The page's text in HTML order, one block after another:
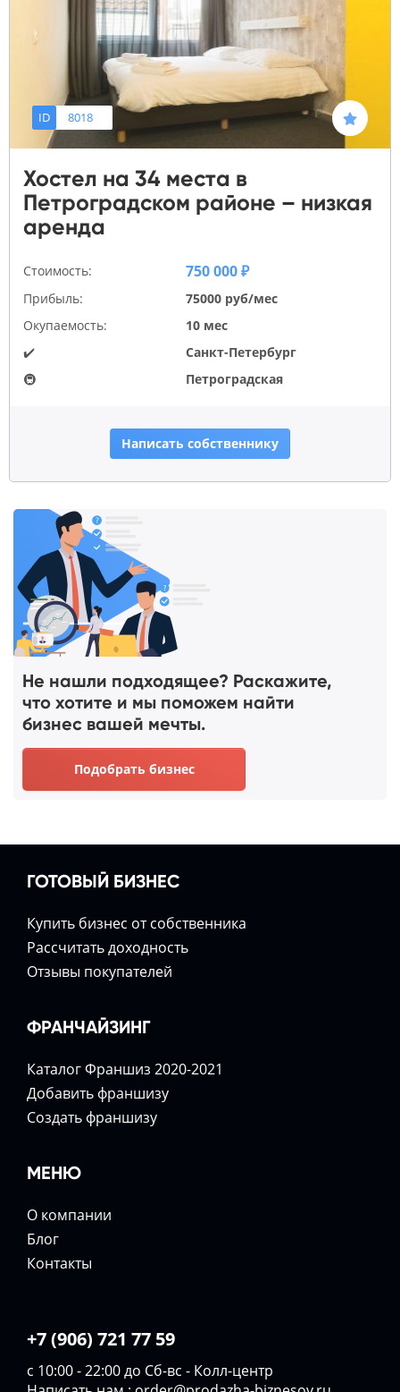
ID 8018
Хостел на 34 места в
Петроградском районе – низкая
аренда
Стоимость: 750 000 ₽
Прибыль:
75000 руб/мес
Окупаемость:
10 мес
✔️
Санкт-Петербург
🚇
Петроградская
Написать собственнику
Не нашли подходящее? Раскажите,
что хотите и мы поможем найти
бизнес вашей мечты.
Подобрать бизнес
ГОТОВЫЙ БИЗНЕС
Купить бизнес от собственника
Расcчитать доходность
Отзывы покупателей
ФРАНЧАЙЗИНГ
Каталог Франшиз 2020-2021
Добавить франшизу
Создать франшизу
МЕНЮ
О компании
Блог
Контакты
+7 (906) 721 77 59
с 10:00 - 22:00 до Сб-вс - Колл-центр